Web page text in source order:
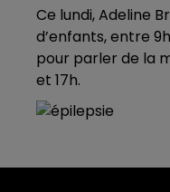
Ce lundi, Adeline
d’enfants, entre
pour parler de la
et 17h.